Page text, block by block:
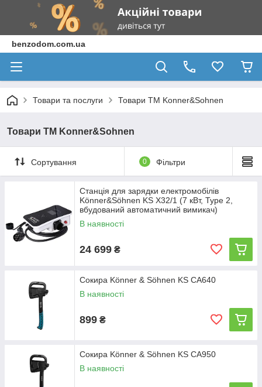
benzodom.com.ua
Товари та послуги Товари ТМ Konner&Sohnen
Товари ТМ Konner&Sohnen
Сортування 0 Фільтри
Станція для зарядки електромобілів
Könner&Söhnen KS X32/1 (7 кВт, Type 2,
вбудований автоматичний вимикач)
В наявності
24 699 ₴
Сокира Könner & Söhnen KS CA640
В наявності
899 ₴
Сокира Könner & Söhnen KS CA950
В наявності